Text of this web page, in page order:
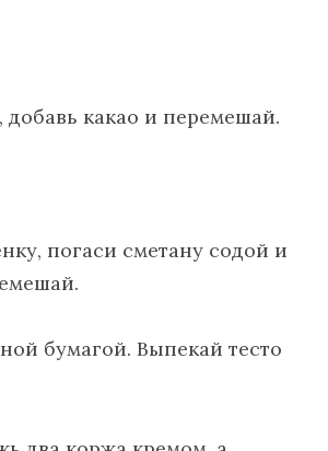
добавь какао и перемешай.
погаси сметану содой и
бумагой. Выпекай тесто